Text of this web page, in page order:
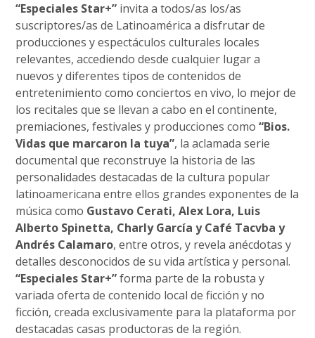
“Especiales Star+” invita a todos/as los/as
suscriptores/as de Latinoamérica a disfrutar de
producciones y espectáculos culturales locales
relevantes, accediendo desde cualquier lugar a
nuevos y diferentes tipos de contenidos de
entretenimiento como conciertos en vivo, lo mejor de
los recitales que se llevan a cabo en el continente,
premiaciones, festivales y producciones como“Bios.
Vidas que marcaron la tuya”, la aclamada serie
documental que reconstruye la historia de las
personalidades destacadas de la cultura popular
latinoamericana entre ellos grandes exponentes de la
música como Gustavo Cerati, Alex Lora, Luis
Alberto Spinetta, Charly García y Café Tacvba y
Andrés Calamaro, entre otros, y revela anécdotas y
detalles desconocidos de su vida artística y personal.
“Especiales Star+”forma parte de la robusta y
variada oferta de contenido local de ficción y no
ficción, creada exclusivamente para la plataforma por
destacadas casas productoras de la región.